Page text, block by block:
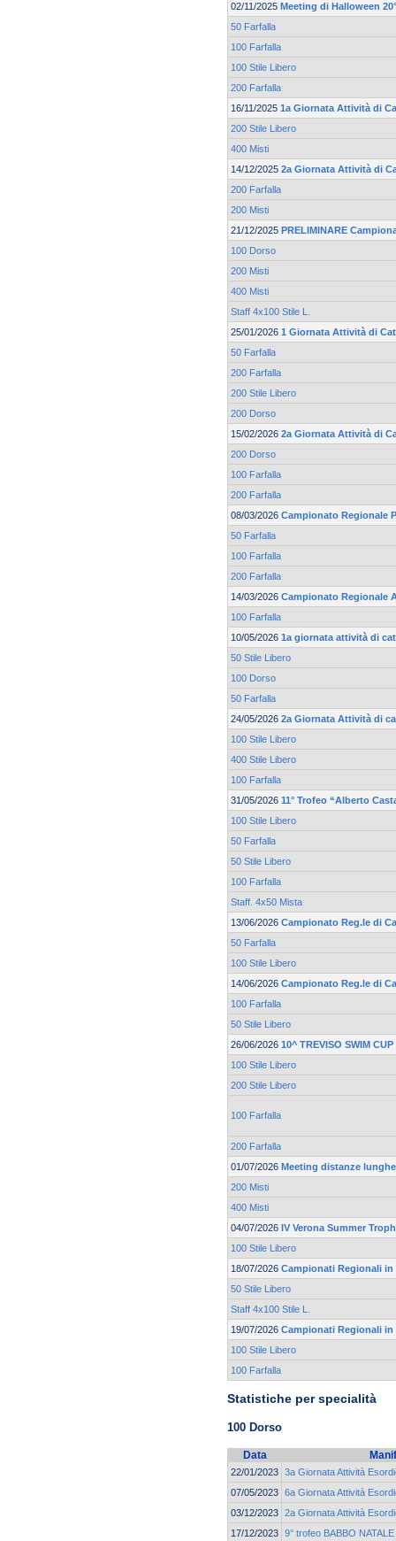
02/11/2025 Meeting di Halloween
50 Farfalla
100 Farfalla
100 Stile Libero
200 Farfalla
16/11/2025 1a Giornata Attività di
200 Stile Libero
400 Misti
14/12/2025 2a Giornata Attività di
200 Farfalla
200 Misti
21/12/2025 PRELIMINARE
100 Dorso
200 Misti
400 Misti
Staff 4x100 Stile L.
25/01/2026 1 Giornata Attività di
50 Farfalla
200 Farfalla
200 Stile Libero
200 Dorso
15/02/2026 2a Giornata Attività di
200 Dorso
100 Farfalla
200 Farfalla
08/03/2026 Campionato Regionale
50 Farfalla
100 Farfalla
200 Farfalla
14/03/2026 Campionato Regionale
100 Farfalla
10/05/2026 1a giornata attività di
50 Stile Libero
100 Dorso
50 Farfalla
24/05/2026 2a Giornata Attività di
100 Stile Libero
400 Stile Libero
100 Farfalla
31/05/2026 11° Trofeo “Alberto
100 Stile Libero
50 Farfalla
50 Stile Libero
100 Farfalla
Staff. 4x50 Mista
13/06/2026 Campionato Reg.le di
50 Farfalla
100 Stile Libero
14/06/2026 Campionato Reg.le di
100 Farfalla
50 Stile Libero
26/06/2026 10^ TREVISO SWIM CUP
100 Stile Libero
200 Stile Libero
100 Farfalla
200 Farfalla
01/07/2026 Meeting distanze
200 Misti
400 Misti
04/07/2026 IV Verona Summer
100 Stile Libero
18/07/2026 Campionati Regionali in
50 Stile Libero
Staff 4x100 Stile L.
19/07/2026 Campionati Regionali in
100 Stile Libero
100 Farfalla
Statistiche per specialità
100 Dorso
Data
22/01/2023 3a Giornata Attività
07/05/2023 6a Giornata Attività
03/12/2023 2a Giornata Attività
17/12/2023 9° trofeo BABBO